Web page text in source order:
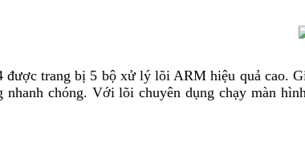
trang bị 5 bộ xử lý lõi ARM hiệu quả cao.
nhanh chóng. Với lõi chuyên dụng chạy màn